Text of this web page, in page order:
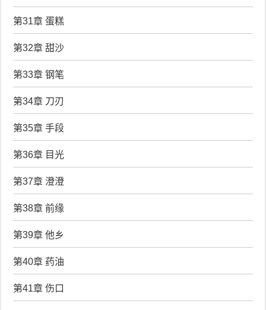
第31章 蛋糕
第32章 甜沙
第33章 钢笔
第34章 刀刃
第35章 手段
第36章 目光
第37章 澄澄
第38章 前缘
第39章 他乡
第40章 药油
第41章 伤口